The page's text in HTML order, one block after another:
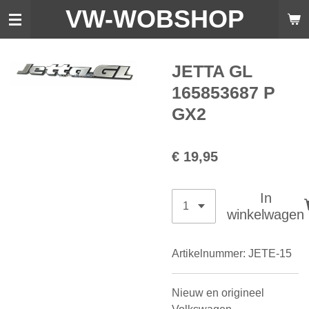
Ga
hoofdinhoud
VW-WOBSHOP
JETTA GL
165853687 P
GX2
€ 19,95
In
winkelwagen
Artikelnummer: JETE-15
Nieuw en origineel